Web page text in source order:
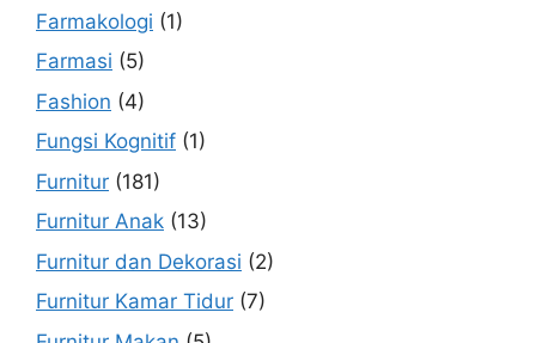
Farmakologi (1)
Farmasi (5)
Fashion (4)
Fungsi Kognitif (1)
Furnitur (181)
Furnitur Anak (13)
Furnitur dan Dekorasi (2)
Furnitur Kamar Tidur (7)